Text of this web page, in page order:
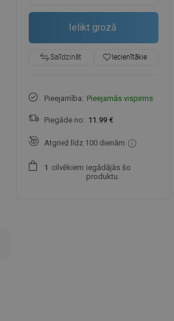
Ielikt grozā
Salīdzināt favorite_borderIecienītākie
Pieejamība: Pieejamās vispirms
Piegāde no: 11.99 €
Atgriež līdz 100 dienām
1 cilvēkiem iegādājās šo
produktu.